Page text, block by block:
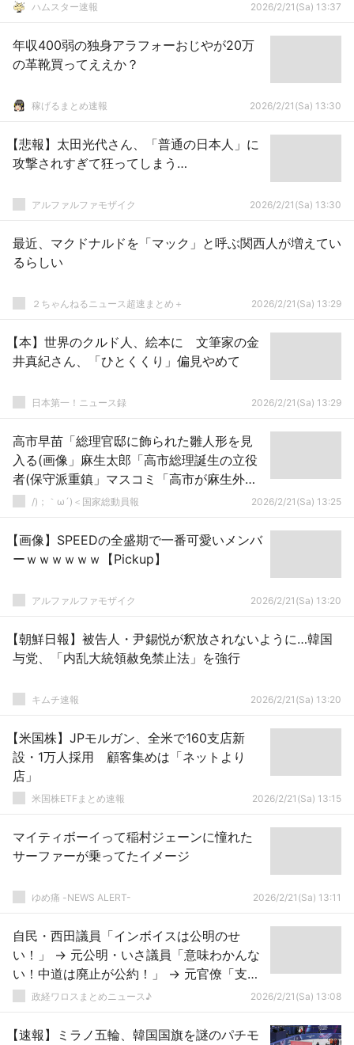
ハムスター速報 2026/2/21(Sa) 13:37
年収400弱の独身アラフォーおじやが20万
の革靴買ってええか？
稼げるまとめ速報 2026/2/21(Sa) 13:30
【悲報】太田光代さん、「普通の日本人」に
攻撃されすぎて狂ってしまう…
アルファルファモザイク 2026/2/21(Sa) 13:30
最近、マクドナルドを「マック」と呼ぶ関西人が増えてい
るらしい
２ちゃんねるニュース超速まとめ＋ 2026/2/21(Sa) 13:29
【本】世界のクルド人、絵本に 文筆家の金
井真紀さん、「ひとくくり」偏見やめて
日本第一！ニュース録 2026/2/21(Sa) 13:29
高市早苗「総理官邸に飾られた雛人形を見
入る(画像」麻生太郎「高市総理誕生の立役
者(保守派重鎮」マスコミ「高市が麻生外
し！(根拠不明」謎の勢力「高市鬱！(謎」→
/)；｀ω´)＜国家総動員報 2026/2/21(Sa) 13:25
【画像】SPEEDの全盛期で一番可愛いメンバ
ーｗｗｗｗｗｗ【Pickup】
アルファルファモザイク 2026/2/21(Sa) 13:20
【朝鮮日報】被告人・尹錫悦が釈放されないように…韓国
与党、「内乱大統領赦免禁止法」を強行
キムチ速報 2026/2/21(Sa) 13:20
【米国株】JPモルガン、全米で160支店新
設・1万人採用 顧客集めは「ネットより
店」
米国株ETFまとめ速報 2026/2/21(Sa) 13:15
マイティボーイって稲村ジェーンに憧れた
サーファーが乗ってたイメージ
ゆめ痛 -NEWS ALERT- 2026/2/21(Sa) 13:11
自民・西田議員「インボイスは公明のせ
い！」 → 元公明・いさ議員「意味わかんな
い！中道は廃止が公約！」 → 元官僚「支離
滅裂 …」ｗｗｗｗｗｗｗｗｗｗｗｗｗｗｗ
政経ワロスまとめニュース♪ 2026/2/21(Sa) 13:08
【速報】ミラノ五輪、韓国国旗を謎のパチモ